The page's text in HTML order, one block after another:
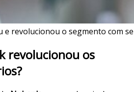
e revolucionou o segmento com
revolucionou os